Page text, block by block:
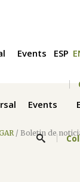
Events
Events ESP
/ Boletin de